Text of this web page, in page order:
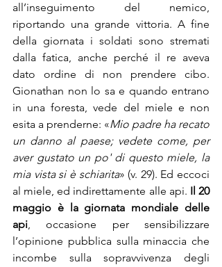
all’inseguimento del nemico,
riportando una grande vittoria. A fine
della giornata i soldati sono stremati
dalla fatica, anche perché il re aveva
dato ordine di non prendere cibo.
Gionathan non lo sa e quando entrano
in una foresta, vede del miele e non
esita a prenderne: «Mio padre ha recato
un danno al paese; vedete come, per
aver gustato un po' di questo miele, la
mia vista si è schiarita» (v. 29). Ed eccoci
al miele, ed indirettamente alle api. Il 20
maggio è la giornata mondiale delle
api, occasione per sensibilizzare
l’opinione pubblica sulla minaccia che
incombe sulla sopravvivenza degli